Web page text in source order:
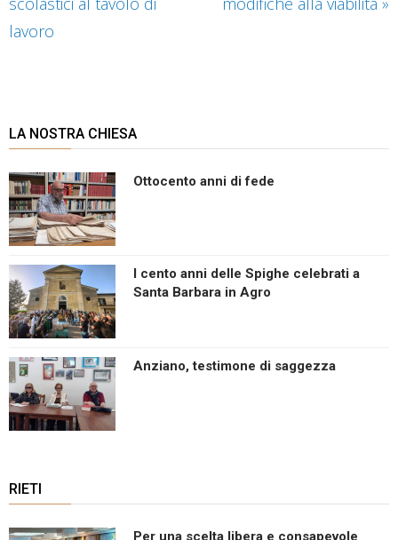
lavoro
LA NOSTRA CHIESA
Ottocento anni di fede
I cento anni delle Spighe celebrati a
Santa Barbara in Agro
Anziano, testimone di saggezza
RIETI
Per una scelta libera e consapevole